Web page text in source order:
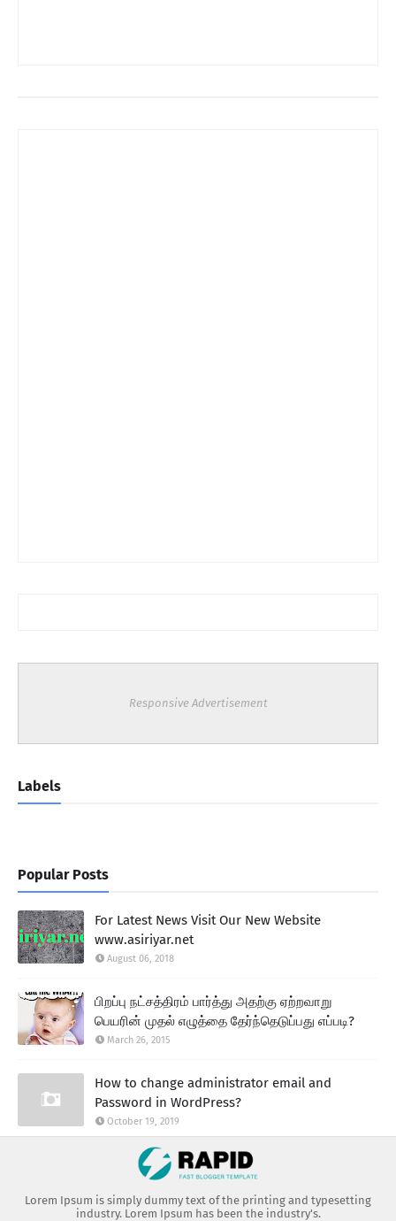
Responsive Advertisement
Labels
Popular Posts
For Latest News Visit Our New Website
www.asiriyar.net
August 06, 2018
பிறப்பு நட்சத்திரம் பார்த்து அதற்கு ஏற்றவாறு
பெயரின் முதல் எழுத்தை தேர்ந்தெடுப்பது எப்படி?
March 26, 2015
How to change administrator email and
Password in WordPress?
October 19, 2019
Lorem Ipsum is simply dummy text of the printing and typesetting
industry. Lorem Ipsum has been the industry's.